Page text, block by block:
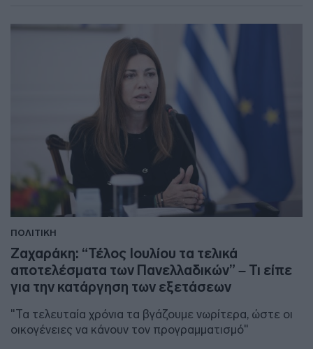
ΠΟΛΙΤΙΚΗ
Ζαχαράκη: “Τέλος Ιουλίου τα τελικά
αποτελέσματα των Πανελλαδικών” – Τι είπε
για την κατάργηση των εξετάσεων
"Τα τελευταία χρόνια τα βγάζουμε νωρίτερα, ώστε οι
οικογένειες να κάνουν τον προγραμματισμό"